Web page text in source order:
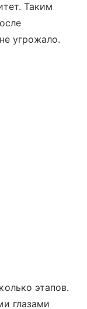
Таким
угрожало.
этапов.
глазами